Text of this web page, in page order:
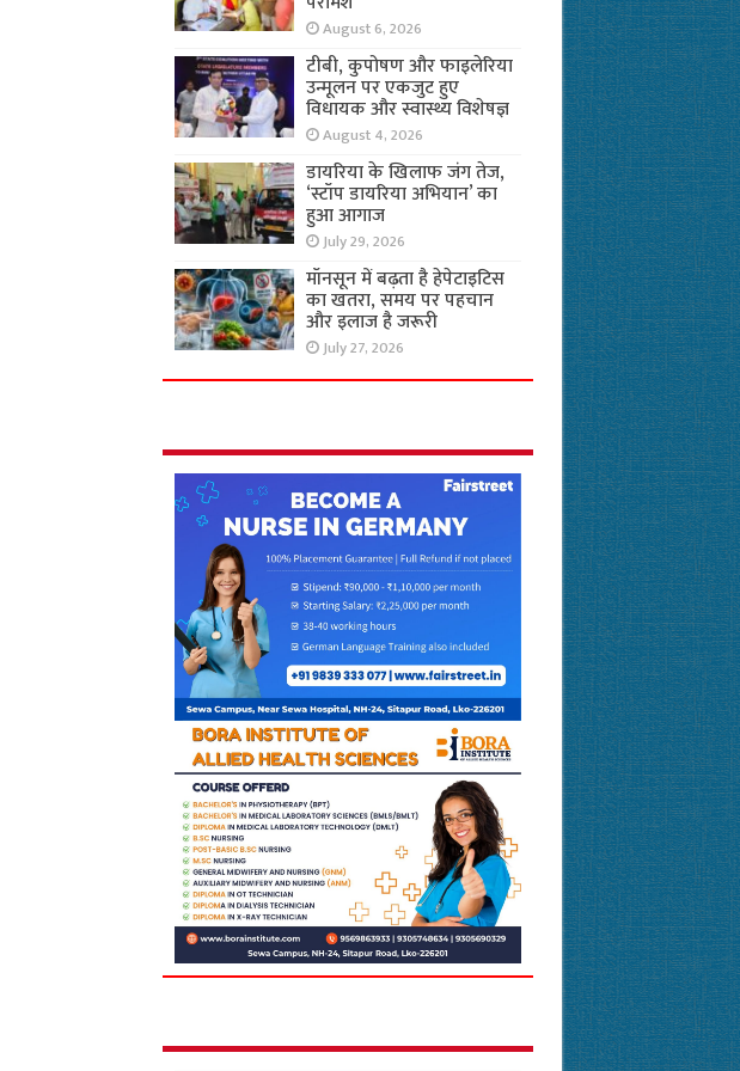
August 6, 2026
टीबी, कुपोषण और फाइलेरिया
उन्मूलन पर एकजुट हुए
विधायक और स्वास्थ्य विशेषज्ञ
August 4, 2026
डायरिया के खिलाफ जंग तेज,
‘स्टॉप डायरिया अभियान’ का
हुआ आगाज
July 29, 2026
मॉनसून में बढ़ता है हेपेटाइटिस
का खतरा, समय पर पहचान
और इलाज है जरूरी
July 27, 2026